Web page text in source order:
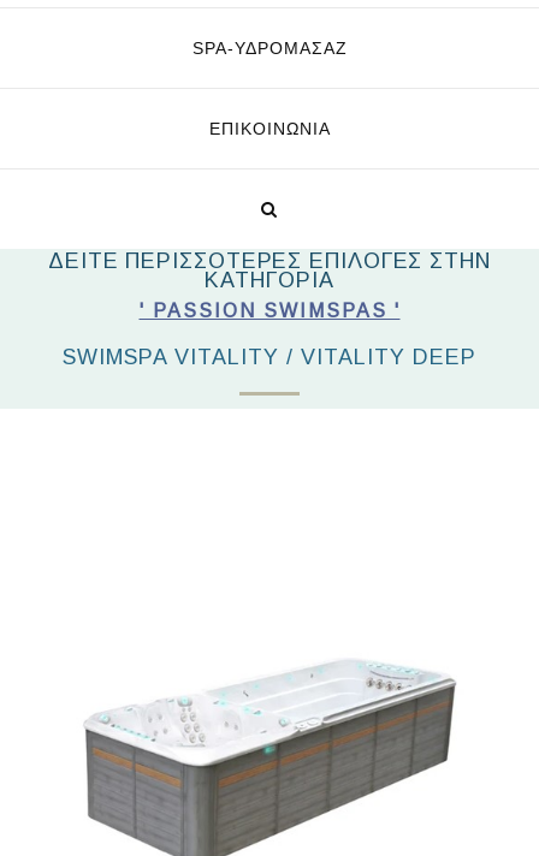
SPA-ΥΔΡΟΜΑΣΆΖ
ΕΠΙΚΟΙΝΩΝΊΑ
ΔΕΙΤΕ ΠΕΡΙΣΣΟΤΕΡΕΣ ΕΠΙΛΟΓΕΣ ΣΤΗΝ
ΚΑΤΗΓΟΡΙΑ
' PASSION SWIMSPAS '
SWIMSPA VITALITY / VITALITY DEEP